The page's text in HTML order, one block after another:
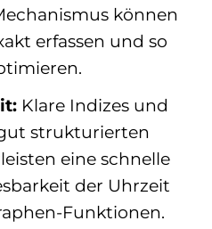
können
erfassen und so
Klare Indizes und
strukturierten
eine schnelle
der Uhrzeit
Funktionen.